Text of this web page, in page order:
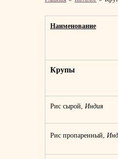
Наименование
Рис сырой, Индия
Рис пропаренный,